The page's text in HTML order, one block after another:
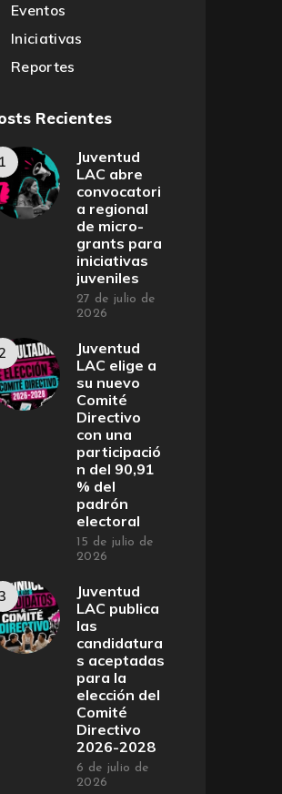
Eventos
Iniciativas
Reportes
Recientes
Juventud
LAC abre
convocatori
a regional
de micro-
grants para
iniciativas
juveniles
27 de julio de
2026
Juventud
LAC elige a
su nuevo
Comité
Directivo
con una
participació
n del 90,91
% del
padrón
electoral
15 de julio de
2026
Juventud
LAC publica
las
candidatura
s aceptadas
para la
elección del
Comité
Directivo
2026-2028
6 de julio de
2026